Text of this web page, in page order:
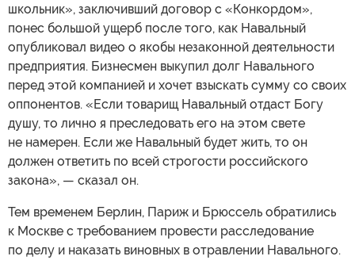
школьник», заключивший договор с «Конкордом»,
понес большой ущерб после того, как Навальный
опубликовал видео о якобы незаконной деятельности
предприятия. Бизнесмен выкупил долг Навального
перед этой компанией и хочет взыскать сумму со своих
оппонентов. «Если товарищ Навальный отдаст Богу
душу, то лично я преследовать его на этом свете
не намерен. Если же Навальный будет жить, то он
должен ответить по всей строгости российского
закона», — сказал он.
Тем временем Берлин, Париж и Брюссель обратились
к Москве с требованием провести расследование
по делу и наказать виновных в отравлении Навального.